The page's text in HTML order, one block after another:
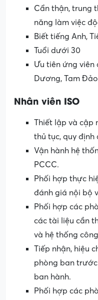
Cẩn thận, trung
năng làm việc
Biết tiếng Anh,
Tuổi dưới 30
Ưu tiên ứng viên
Dương, Tam Đảo
Nhân viên ISO
Thiết lập và cập
thủ tục, quy định
Vận hành hệ
PCCC.
Phối hợp thực
đánh giá nội bộ
Phối hợp các
các tài liệu cần
và hệ thống
Tiếp nhận, hiệu
phòng ban
ban hành.
Phối hợp các